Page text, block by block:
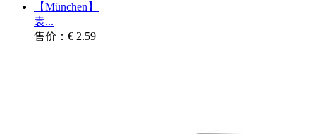
【München】
袁...
售价：€ 2.59